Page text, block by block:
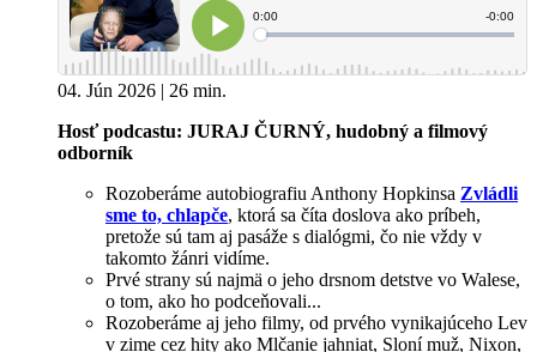
04. Jún 2026 | 26 min.
Hosť podcastu: JURAJ ČURNÝ, hudobný a filmový
odborník
Rozoberáme autobiografiu Anthony Hopkinsa Zvládli
sme to, chlapče, ktorá sa číta doslova ako príbeh,
pretože sú tam aj pasáže s dialógmi, čo nie vždy v
takomto žánri vidíme.
Prvé strany sú najmä o jeho drsnom detstve vo Walese,
o tom, ako ho podceňovali...
Rozoberáme aj jeho filmy, od prvého vynikajúceho Lev
v zime cez hity ako Mlčanie jahniat, Sloní muž, Nixon,